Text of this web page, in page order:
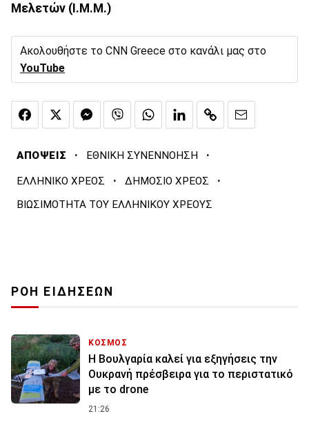
Μελετών (I.M.M.)
Ακολουθήστε το CNN Greece στο κανάλι μας στο
YouTube
ΑΠΟΨΕΙΣ · ΕΘΝΙΚΗ ΣΥΝΕΝΝΟΗΣΗ ·
ΕΛΛΗΝΙΚΟ ΧΡΕΟΣ · ΔΗΜΟΣΙΟ ΧΡΕΟΣ ·
ΒΙΩΣΙΜΟΤΗΤΑ ΤΟΥ ΕΛΛΗΝΙΚΟΥ ΧΡΕΟΥΣ
ΡΟΗ ΕΙΔΗΣΕΩΝ
ΚΟΣΜΟΣ
Η Βουλγαρία καλεί για εξηγήσεις την
Ουκρανή πρέσβειρα για το περιστατικό
με το drone
21:26